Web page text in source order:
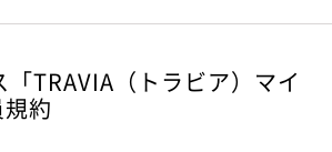
「TRAVIA（トラビア）マイ
約